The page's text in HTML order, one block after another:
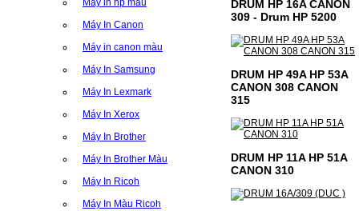
Máy In Canon
Máy in canon màu
Máy In Samsung
Máy In Lexmark
Máy In Xerox
Máy In Brother
Máy In Brother Màu
Máy In Ricoh
Máy In Màu Ricoh
DRUM HP 16A CANON
309 - Drum HP 5200
DRUM HP 49A HP 53A
CANON 308 CANON
315
DRUM HP 11A HP 51A
CANON 310